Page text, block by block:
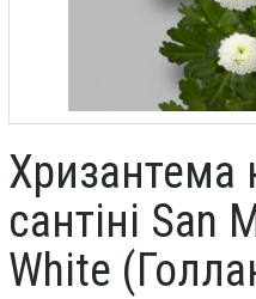
Хризантема
сантіні San
White